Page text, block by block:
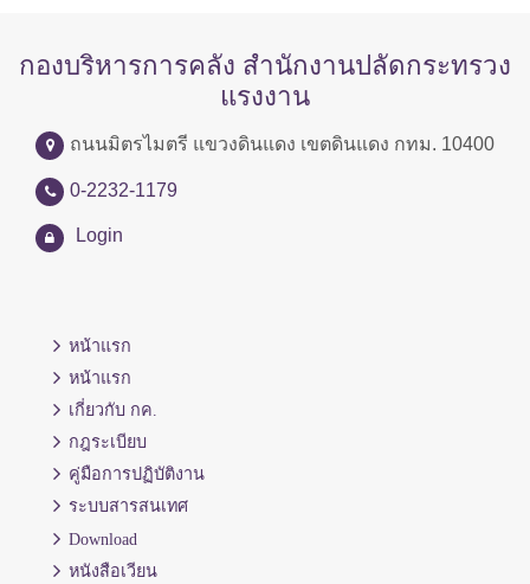
กองบริหารการคลัง สำนักงานปลัดกระทรวง
แรงงาน
ถนนมิตรไมตรี แขวงดินแดง เขตดินแดง กทม. 10400
0-2232-1179
Login
หน้าแรก
หน้าแรก
เกี่ยวกับ กค.
กฎระเบียบ
คู่มือการปฏิบัติงาน
ระบบสารสนเทศ
Download
หนังสือเวียน